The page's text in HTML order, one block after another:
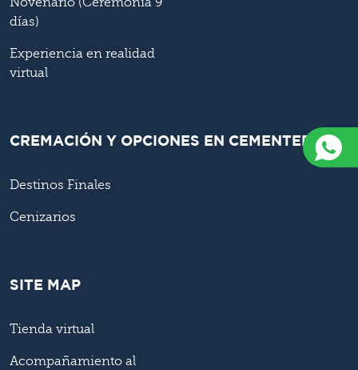
días)
Experiencia en realidad
virtual
CREMACIÓN Y OPCIONES EN CEMENTERIO
Destinos Finales
Cenizarios
SITE MAP
Tienda virtual
Acompañamiento al